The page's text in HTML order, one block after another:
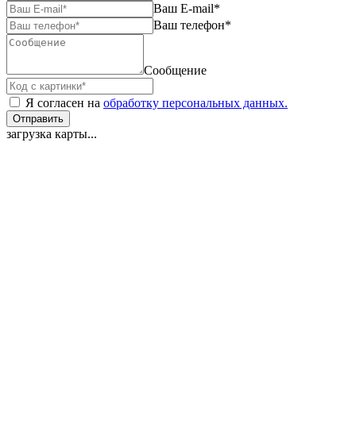
Ваш E-mail*
Ваш телефон*
Сообщение
Я согласен на обработку персональных данных.
Отправить
загрузка карты...